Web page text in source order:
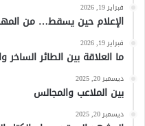
فبراير 19, 2026
الإعلام حين يسقط… من
فبراير 19, 2026
ما العلاقة بين الطائر الساخر
ديسمبر 20, 2025
بين الملاعب والمجالس
ديسمبر 20, 2025